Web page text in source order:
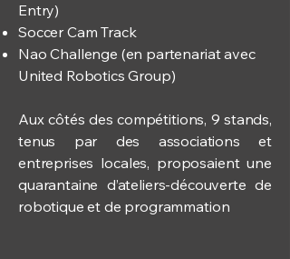
Entry)
Soccer Cam Track
Nao Challenge (en partenariat avec
United Robotics Group)
Aux côtés des compétitions, 9 stands,
tenus par des associations et
entreprises locales, proposaient une
quarantaine d’ateliers-découverte de
robotique et de programmation